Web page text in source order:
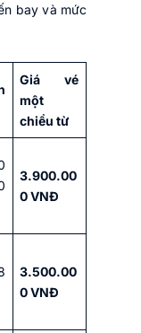
bay và mức
Giá vé
một
chiều từ
3.900.00
0 VNĐ
3.500.00
0 VNĐ